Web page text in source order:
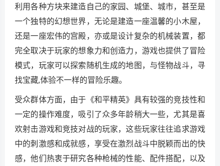
利用各种方块来建造自己的家园、城堡、城市，甚至是
一个独特的幻想世界，无论是建造一座温馨的小木屋，
还是一座宏伟的宫殿，亦或是设计复杂的机械装置，都
完全取决于玩家的想象力和创造力，游戏也提供了冒险
模式，玩家可以探索随机生成的地图，与怪物战斗，寻
找宝藏,体验不一样的冒险乐趣。
受众群体方面，由于《和平精英》具有较强的竞技性和
一定的操作难度，吸引了众多年龄稍大一些，尤其是喜
欢射击游戏和竞技对战的玩家，这些玩家往往追求游戏
中的刺激感和成就感，享受在激烈战斗中脱颖而出的快
感，他们热衷于研究各种枪械的性能、配件搭配，以及